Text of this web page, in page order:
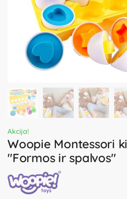
Akcija!
Woopie Montessori
"Formos ir spalvos"